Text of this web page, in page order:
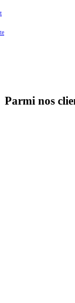
Parmi nos